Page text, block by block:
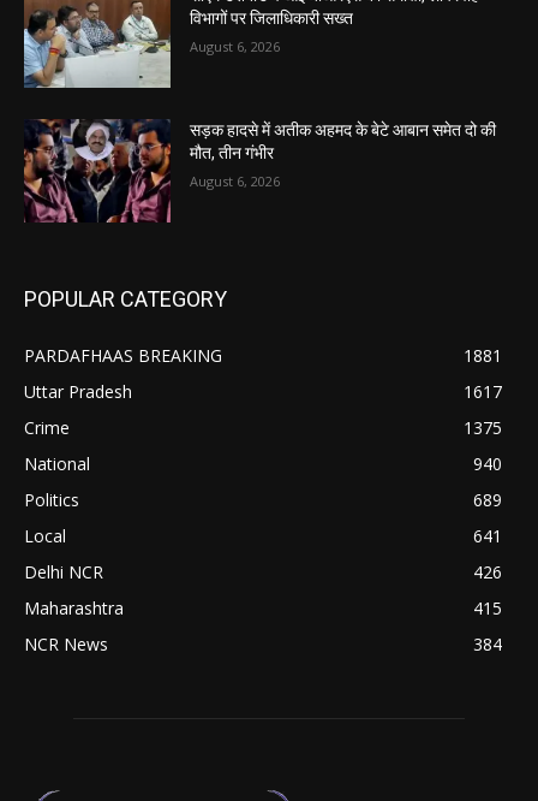
विभागों पर जिलाधिकारी सख्त
August 6, 2026
सड़क हादसे में अतीक अहमद के बेटे आबान समेत दो की
मौत, तीन गंभीर
August 6, 2026
POPULAR CATEGORY
PARDAFHAAS BREAKING
1881
Uttar Pradesh
1617
Crime
1375
National
940
Politics
689
Local
641
Delhi NCR
426
Maharashtra
415
NCR News
384